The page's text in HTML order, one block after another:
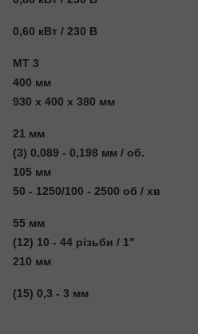
0,60 кВт / 230 В
MT 3
400 мм
930 x 400 x 380 мм
21 мм
(3) 0,089 - 0,198 мм / об.
105 мм
50 - 1250/100 - 2500 об / хв
55 мм
(12) 10 - 44 різьби / 1"
210 мм
(15) 0,3 - 3 мм